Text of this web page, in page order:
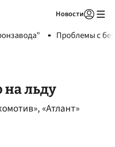
Новости
Проблемы с
на льду
«Атлант»